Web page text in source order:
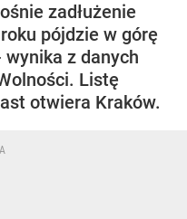
zadłużenie
pójdzie w górę
z danych
Listę
otwiera Kraków.